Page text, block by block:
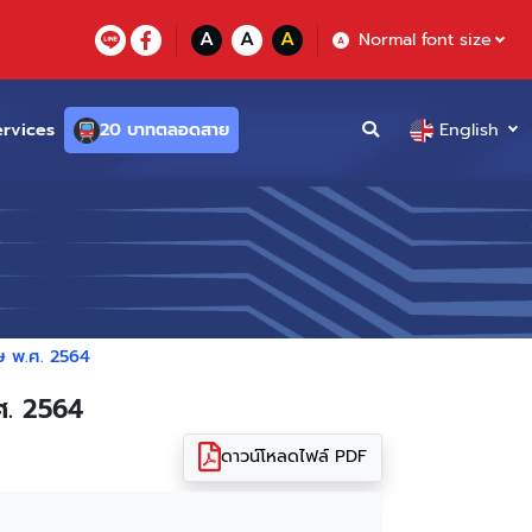
A A A A Normal font size
20 บาทตลอดสาย English
พ.ศ. 2564
. 2564
ดาวน์โหลดไฟล์ PDF